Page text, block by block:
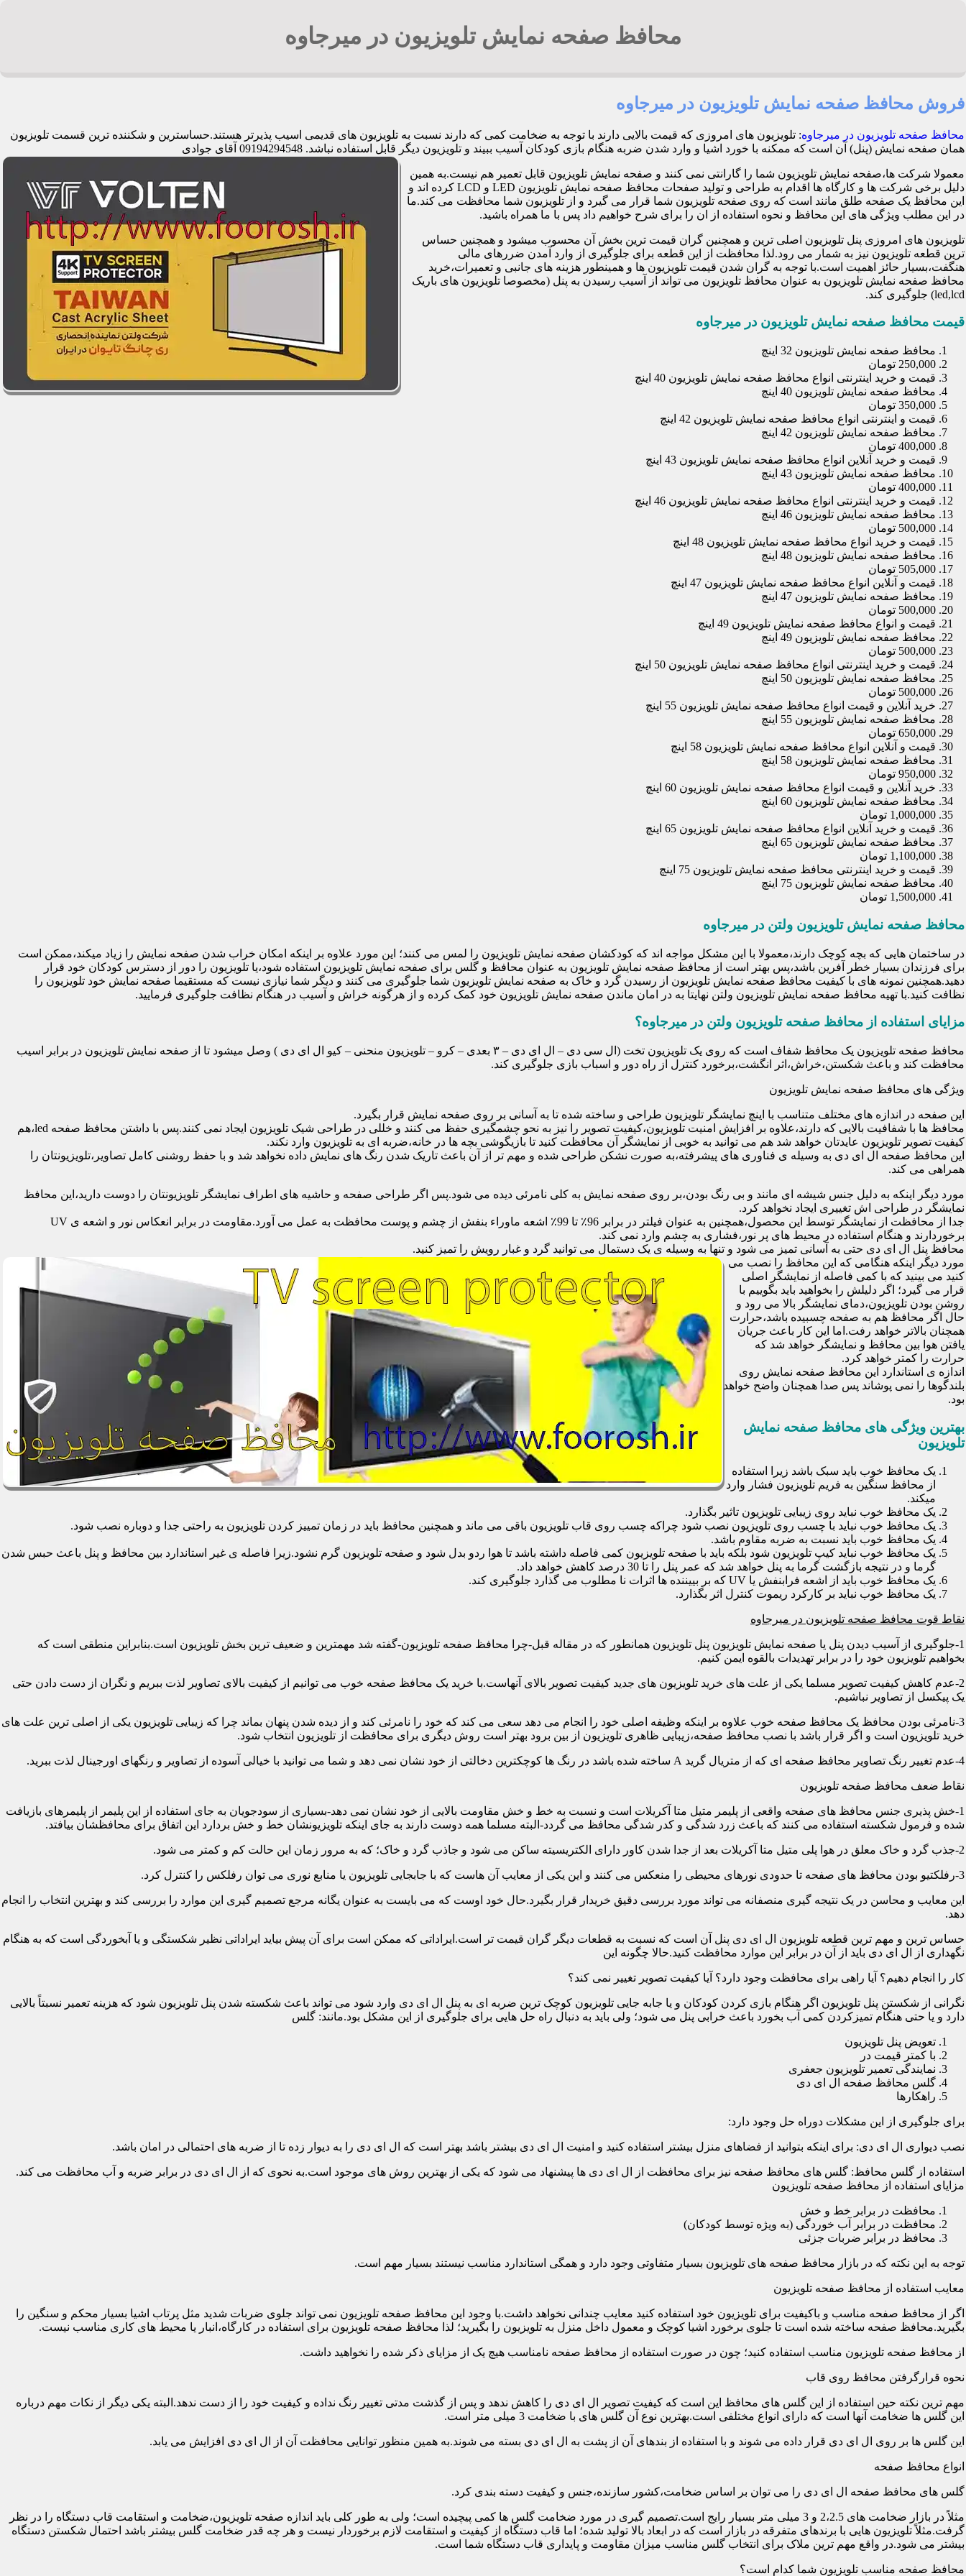
محافظ صفحه نمایش تلویزیون در میرجاوه
فروش محافظ صفحه نمایش تلویزیون در میرجاوه
محافظ صفحه تلویزیون در میرجاوه: تلویزیون های امروزی که قیمت بالایی دارند با توجه به ضخامت کمی که دارند نسبت به تلویزیون های قدیمی اسیب پذیرتر هستند.حساسترین و شکننده ترین قسمت تلویزیون
همان صفحه نمایش (پنل) آن است که ممکنه با خورد اشیا و وارد شدن ضربه هنگام بازی کودکان آسیب ببیند و تلویزیون دیگر قابل استفاده نباشد. 09194294548 آقای جوادی
معمولا شرکت ها،صفحه نمایش تلویزیون شما را گارانتی نمی کنند و صفحه نمایش تلویزیون قابل تعمیر هم نیست.به همین
دلیل برخی شرکت ها و کارگاه ها اقدام به طراحی و تولید صفحات محافظ صفحه نمایش تلویزیون LED و LCD کرده اند و
این محافظ یک صفحه طلق مانند است که روی صفحه تلویزیون شما قرار می گیرد و از تلویزیون شما محافظت می کند.ما
در این مطلب ویژگی های این محافظ و نحوه استفاده از ان را برای شرح خواهیم داد پس با ما همراه باشید.
تلویزیون های امروزی پنل تلویزیون اصلی ترین و همچنین گران قیمت ترین بخش آن محسوب میشود و همچنین حساس
ترین قطعه تلویزیون نیز به شمار می رود.لذا محافظت از این قطعه برای جلوگیری از وارد آمدن ضررهای مالی
هنگفت،بسیار حائز اهمیت است.با توجه به گران شدن قیمت تلویزیون ها و همینطور هزینه های جانبی و تعمیرات،خرید
محافظ صفحه نمایش تلویزیون به عنوان محافظ تلویزیون می تواند از آسیب رسیدن به پنل (مخصوصا تلویزیون های باریک
led,lcd) جلوگیری کند.
قیمت محافظ صفحه نمایش تلویزیون در میرجاوه
محافظ صفحه نمایش تلویزیون 32 اینچ
250,000 تومان
قیمت و خرید اینترنتی انواع محافظ صفحه نمایش تلویزیون 40 اینچ
محافظ صفحه نمایش تلویزیون 40 اینچ
350,000 تومان
قیمت و اینترنتی انواع محافظ صفحه نمایش تلویزیون 42 اینچ
محافظ صفحه نمایش تلویزیون 42 اینچ
400,000 تومان
قیمت و خرید آنلاین انواع محافظ صفحه نمایش تلویزیون 43 اینچ
محافظ صفحه نمایش تلویزیون 43 اینچ
400,000 تومان
قیمت و خرید اینترنتی انواع محافظ صفحه نمایش تلویزیون 46 اینچ
محافظ صفحه نمایش تلویزیون 46 اینچ
500,000 تومان
قیمت و خرید انواع محافظ صفحه نمایش تلویزیون 48 اینچ
محافظ صفحه نمایش تلویزیون 48 اینچ
505,000 تومان
قیمت و آنلاین انواع محافظ صفحه نمایش تلویزیون 47 اینچ
محافظ صفحه نمایش تلویزیون 47 اینچ
500,000 تومان
قیمت و انواع محافظ صفحه نمایش تلویزیون 49 اینچ
محافظ صفحه نمایش تلویزیون 49 اینچ
500,000 تومان
قیمت و خرید اینترنتی انواع محافظ صفحه نمایش تلویزیون 50 اینچ
محافظ صفحه نمایش تلویزیون 50 اینچ
500,000 تومان
خرید آنلاین و قیمت انواع محافظ صفحه نمایش تلویزیون 55 اینچ
محافظ صفحه نمایش تلویزیون 55 اینچ
650,000 تومان
قیمت و آنلاین انواع محافظ صفحه نمایش تلویزیون 58 اینچ
محافظ صفحه نمایش تلویزیون 58 اینچ
950,000 تومان
خرید آنلاین و قیمت انواع محافظ صفحه نمایش تلویزیون 60 اینچ
محافظ صفحه نمایش تلویزیون 60 اینچ
1,000,000 تومان
قیمت و خرید آنلاین انواع محافظ صفحه نمایش تلویزیون 65 اینچ
محافظ صفحه نمایش تلویزیون 65 اینچ
1,100,000 تومان
قیمت و خرید اینترنتی محافظ صفحه نمایش تلویزیون 75 اینچ
محافظ صفحه نمایش تلویزیون 75 اینچ
1,500,000 تومان
محافظ صفحه نمایش تلویزیون ولتن در میرجاوه
در ساختمان هایی که بچه کوچک دارند،معمولا با این مشکل مواجه اند که کودکشان صفحه نمایش تلویزیون را لمس می کنند؛ این مورد علاوه بر اینکه امکان خراب شدن صفحه نمایش را زیاد میکند،ممکن است
برای فرزندان بسیار خطر آفرین باشد،پس بهتر است از محافظ صفحه نمایش تلویزیون به عنوان محافظ و گلس برای صفحه نمایش تلویزیون استفاده شود،یا تلویزیون را دور از دسترس کودکان خود قرار
دهید.همچنین نمونه های با کیفیت محافظ صفحه نمایش تلویزیون از رسیدن گرد و خاک به صفحه نمایش تلویزیون شما جلوگیری می کنند و دیگر شما نیازی نیست که مستقیما صفحه نمایش خود تلویزیون را
نظافت کنید.با تهیه محافظ صفحه نمایش تلویزیون ولتن نهایتا به در امان ماندن صفحه نمایش تلویزیون خود کمک کرده و از هرگونه خراش و آسیب در هنگام نظافت جلوگیری فرمایید.
مزایای استفاده از محافظ صفحه تلویزیون ولتن در میرجاوه؟
محافظ صفحه تلویزیون یک محافظ شفاف است که روی یک تلویزیون تخت (ال سی دی – ال ای دی – ۳ بعدی – کرو – تلویزیون منحنی – کیو ال ای دی ) وصل میشود تا از صفحه نمایش تلویزیون در برابر اسیب
محافظت کند و باعث شکستن،خراش،اثر انگشت،برخورد کنترل از راه دور و اسباب بازی جلوگیری کند.
ویژگی های محافظ صفحه نمایش تلویزیون
این صفحه در اندازه های مختلف متناسب با اینچ نمایشگر تلویزیون طراحی و ساخته شده تا به آسانی بر روی صفحه نمایش قرار بگیرد.
محافظ ها با شفافیت بالایی که دارند،علاوه بر افزایش امنیت تلویزیون،کیفیت تصویر را نیز به نحو چشمگیری حفظ می کنند و خللی در طراحی شیک تلویزیون ایجاد نمی کنند.پس با داشتن محافظ صفحه led،هم
کیفیت تصویر تلویزیون عایدتان خواهد شد هم می توانید به خوبی از نمایشگر آن محافظت کنید تا بازیگوشی بچه ها در خانه،ضربه ای به تلویزیون وارد نکند.
این محافظ صفحه ال ای دی به وسیله ی فناوری های پیشرفته،به صورت نشکن طراحی شده و مهم تر از آن باعث تاریک شدن رنگ های نمایش داده نخواهد شد و با حفظ روشنی کامل تصاویر،تلویزیونتان را
همراهی می کند.
مورد دیگر اینکه به دلیل جنس شیشه ای مانند و بی رنگ بودن،بر روی صفحه نمایش به کلی نامرئی دیده می شود.پس اگر طراحی صفحه و حاشیه های اطراف نمایشگر تلویزیونتان را دوست دارید،این محافظ
نمایشگر در طراحی اش تغییری ایجاد نخواهد کرد.
جدا از محافظت از نمایشگر توسط این محصول،همچنین به عنوان فیلتر در برابر 96٪ تا 99٪ اشعه ماوراء بنفش از چشم و پوست محافظت به عمل می آورد.مقاومت در برابر انعکاس نور و اشعه ی UV
برخوردارند و هنگام استفاده در محیط های پر نور،فشاری به چشم وارد نمی کند.
محافظ پنل ال ای دی حتی به آسانی تمیز می شود و تنها به وسیله ی یک دستمال می توانید گرد و غبار رویش را تمیز کنید.
مورد دیگر اینکه هنگامی که این محافظ را نصب می
کنید می بینید که با کمی فاصله از نمایشگر اصلی
قرار می گیرد؛ اگر دلیلش را بخواهید باید بگوییم با
روشن بودن تلویزیون،دمای نمایشگر بالا می رود و
حال اگر محافظ هم به صفحه چسبیده باشد،حرارت
همچنان بالاتر خواهد رفت.اما این کار باعث جریان
یافتن هوا بین محافظ و نمایشگر خواهد شد که
حرارت را کمتر خواهد کرد.
اندازه ی استاندارد این محافظ صفحه نمایش روی
بلندگوها را نمی پوشاند پس صدا همچنان واضح خواهد
بود.
بهترین ویژگی های محافظ صفحه نمایش
تلویزیون
یک محافظ خوب باید سبک باشد زیرا استفاده
از محافظ سنگین به فریم تلویزیون فشار وارد
میکند.
یک محافظ خوب نباید روی زیبایی تلویزیون تاثیر بگذارد.
یک محافظ خوب نباید با چسب روی تلویزیون نصب شود چراکه چسب روی قاب تلویزیون باقی می ماند و همچنین محافظ باید در زمان تمییز کردن تلویزیون به راحتی جدا و دوباره نصب شود.
یک محافظ خوب باید نسبت به ضربه مقاوم باشد.
یک محافظ خوب نباید کیپ تلویزیون شود بلکه باید با صفحه تلویزیون کمی فاصله داشته باشد تا هوا ردو بدل شود و صفحه تلویزیون گرم نشود.زیرا فاصله ی غیر استاندارد بین محافظ و پنل باعث حبس شدن
گرما و در نتیجه بازگشت گرما به پنل خواهد شد که عمر پنل را تا 30 درصد کاهش خواهد داد.
یک محافظ خوب باید از اشعه فرابنفش یا UV که بر بییننده ها اثرات نا مطلوب می گذارد جلوگیری کند.
یک محافظ خوب نباید بر کارکرد ریموت کنترل اثر بگذارد.
نقاط قوت محافظ صفحه تلویزیون در میرجاوه
1-جلوگیری از آسیب دیدن پنل یا صفحه نمایش تلویزیون پنل تلویزیون همانطور که در مقاله قبل-چرا محافظ صفحه تلویزیون-گفته شد مهمترین و ضعیف ترین بخش تلویزیون است.بنابراین منطقی است که
بخواهیم تلویزیون خود را در برابر تهدیدات بالقوه ایمن کنیم.
2-عدم کاهش کیفیت تصویر مسلما یکی از علت های خرید تلویزیون های جدید کیفیت تصویر بالای آنهاست.با خرید یک محافظ صفحه خوب می توانیم از کیفیت بالای تصاویر لذت ببریم و نگران از دست دادن حتی
یک پیکسل از تصاویر نباشیم.
3-نامرئی بودن محافظ یک محافظ صفحه خوب علاوه بر اینکه وظیفه اصلی خود را انجام می دهد سعی می کند که خود را نامرئی کند و از دیده شدن پنهان بماند چرا که زیبایی تلویزیون یکی از اصلی ترین علت های
خرید تلویزیون است و اگر قرار باشد با نصب محافظ صفحه،زیبایی ظاهری تلویزیون از بین برود بهتر است روش دیگری برای محافظت از تلویزیون انتخاب شود.
4-عدم تغییر رنگ تصاویر محافظ صفحه ای که از متریال گرید A ساخته شده باشد در رنگ ها کوچکترین دخالتی از خود نشان نمی دهد و شما می توانید با خیالی آسوده از تصاویر و رنگهای اورجینال لذت ببرید.
نقاط ضعف محافظ صفحه تلویزیون
1-خش پذیری جنس محافظ های صفحه واقعی از پلیمر متیل متا آکریلات است و نسبت به خط و خش مقاومت بالایی از خود نشان نمی دهد-بسیاری از سودجویان به جای استفاده از این پلیمر از پلیمرهای بازیافت
شده و فرمول شکسته استفاده می کنند که باعث زرد شدگی و کدر شدگی محافظ می گردد-البته مسلما همه دوست دارند به جای اینکه تلویزیونشان خط و خش بردارد این اتفاق برای محافظشان بیافتد.
2-جذب گرد و خاک معلق در هوا پلی متیل متا آکریلات بعد از جدا شدن کاور دارای الکتریسیته ساکن می شود و جاذب گرد و خاک؛ که به مرور زمان این حالت کم و کمتر می شود.
3-رفلکتیو بودن محافظ های صفحه تا حدودی نورهای محیطی را منعکس می کنند و این یکی از معایب آن هاست که با جابجایی تلویزیون یا منابع نوری می توان رفلکس را کنترل کرد.
این معایب و محاسن در یک نتیجه گیری منصفانه می تواند مورد بررسی دقیق خریدار قرار بگیرد.حال خود اوست که می بایست به عنوان یگانه مرجع تصمیم گیری این موارد را بررسی کند و بهترین انتخاب را انجام
دهد.
حساس ترین و مهم ترین قطعه تلویزیون ال ای دی پنل آن است که نسبت به قطعات دیگر گران قیمت تر است.ایراداتی که ممکن است برای آن پیش بیاید ایراداتی نظیر شکستگی و یا آبخوردگی است که به هنگام
نگهداری از ال ای دی باید از آن در برابر این موارد محافظت کنید.حالا چگونه این
کار را انجام دهیم؟ آیا راهی برای محافظت وجود دارد؟ آیا کیفیت تصویر تغییر نمی کند؟
نگرانی از شکستن پنل تلویزیون اگر هنگام بازی کردن کودکان و یا جابه جایی تلویزیون کوچک ترین ضربه ای به پنل ال ای دی وارد شود می تواند باعث شکسته شدن پنل تلویزیون شود که هزینه تعمیر نسبتاً بالایی
دارد و یا حتی هنگام تمیزکردن کمی آب بخورد باعث خرابی پنل می شود؛ ولی باید به دنبال راه حل هایی برای جلوگیری از این مشکل بود.مانند: گلس
تعویض پنل تلویزیون
با کمتر قیمت در
نمایندگی تعمیر تلویزیون جعفری
گلس محافظ صفحه ال ای دی
راهکارها
برای جلوگیری از این مشکلات دوراه حل وجود دارد:
نصب دیواری ال ای دی: برای اینکه بتوانید از فضاهای منزل بیشتر استفاده کنید و امنیت ال ای دی بیشتر باشد بهتر است که ال ای دی را به دیوار زده تا از ضربه های احتمالی در امان باشد.
استفاده از گلس محافظ: گلس های محافظ صفحه نیز برای محافظت از ال ای دی ها پیشنهاد می شود که یکی از بهترین روش های موجود است.به نحوی که از ال ای دی در برابر ضربه و آب محافظت می کند.
مزایای استفاده از محافظ صفحه تلویزیون
محافظت در برابر خط و خش
محافظت در برابر آب خوردگی (به ویژه توسط کودکان)
محافظ در برابر ضربات جزئی
توجه به این نکته که در بازار محافظ صفحه های تلویزیون بسیار متفاوتی وجود دارد و همگی استاندارد مناسب نیستند بسیار مهم است.
معایب استفاده از محافظ صفحه تلویزیون
اگر از محافظ صفحه مناسب و باکیفیت برای تلویزیون خود استفاده کنید معایب چندانی نخواهد داشت.با وجود این محافظ صفحه تلویزیون نمی تواند جلوی ضربات شدید مثل پرتاب اشیا بسیار محکم و سنگین را
بگیرید.محافظ صفحه ساخته شده است تا جلوی برخورد اشیا کوچک و معمول داخل منزل به تلویزیون را بگیرید؛ لذا محافظ صفحه تلویزیون برای استفاده در کارگاه،انبار یا محیط های کاری مناسب نیست.
از محافظ صفحه تلویزیون مناسب استفاده کنید؛ چون در صورت استفاده از محافظ صفحه نامناسب هیچ یک از مزایای ذکر شده را نخواهید داشت.
نحوه قرارگرفتن محافظ روی قاب
مهم ترین نکته حین استفاده از این گلس های محافظ این است که کیفیت تصویر ال ای دی را کاهش ندهد و پس از گذشت مدتی تغییر رنگ نداده و کیفیت خود را از دست ندهد.البته یکی دیگر از نکات مهم درباره
این گلس ها ضخامت آنها است که دارای انواع مختلفی است.بهترین نوع آن گلس های با ضخامت 3 میلی متر است.
این گلس ها بر روی ال ای دی قرار داده می شوند و با استفاده از بندهای آن از پشت به ال ای دی بسته می شوند.به همین منظور توانایی محافظت آن از ال ای دی افزایش می یابد.
انواع محافظ صفحه
گلس های محافظ صفحه ال ای دی را می توان بر اساس ضخامت،کشور سازنده،جنس و کیفیت دسته بندی کرد.
مثلاً در بازار ضخامت های 2،2.5 و 3 میلی متر بسیار رایج است.تصمیم گیری در مورد ضخامت گلس ها کمی پیچیده است؛ ولی به طور کلی باید اندازه صفحه تلویزیون،ضخامت و استقامت قاب دستگاه را در نظر
گرفت.مثلاً تلویزیون هایی با برندهای متفرقه در بازار است که در ابعاد بالا تولید شده؛ اما قاب دستگاه از کیفیت و استقامت لازم برخوردار نیست و هر چه قدر ضخامت گلس بیشتر باشد احتمال شکستن دستگاه
بیشتر می شود.در واقع مهم ترین ملاک برای انتخاب گلس مناسب میزان مقاومت و پایداری قاب دستگاه شما است.
محافظ صفحه مناسب تلویزیون شما کدام است؟